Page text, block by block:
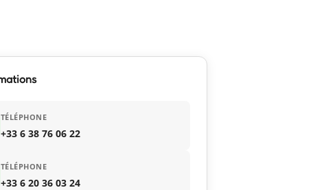
TÉLÉPHONE
+33 6 38 76 06 22
TÉLÉPHONE
+33 6 20 36 03 24